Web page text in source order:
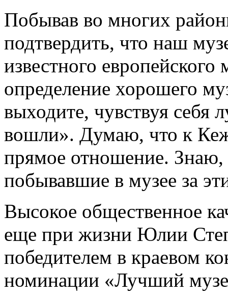
Побывав во многих
подтвердить, что наш
известного европейского
определение хорошего
выходите, чувствуя себя
вошли». Думаю, что к
прямое отношение. Знаю,
побывавшие в музее за
Высокое общественное
еще при жизни Юлии
победителем в краевом
номинации «Лучший